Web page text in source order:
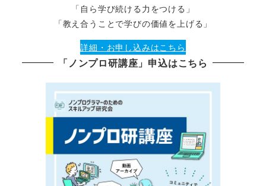
「自ら学び続ける力をつける」
「教え合うことで学びの価値を上げる」
詳細・お申し込みはこちら
「ノンプロ研講座」申込はこちら